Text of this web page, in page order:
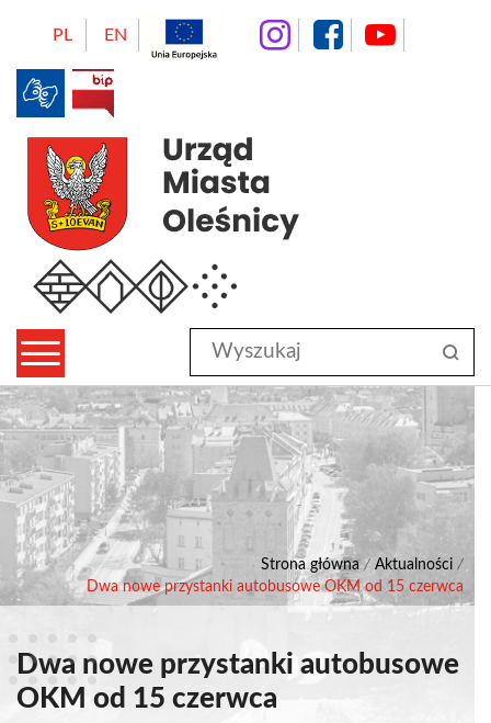
PL EN instagram
Wyszukaj
w
serwisie
Strona główna / Aktualności /
Dwa nowe przystanki autobusowe OKM od 15 czerwca
Dwa nowe przystanki autobusowe
OKM od 15 czerwca